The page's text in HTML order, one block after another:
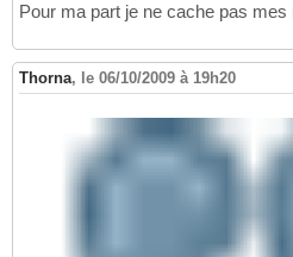
Pour ma part je ne cache pas mes
Thorna, le 06/10/2009 à 19h20